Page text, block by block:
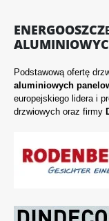
Podstawową ofertę
aluminiowych
europejskiego lidera i
drzwiowych oraz firmy